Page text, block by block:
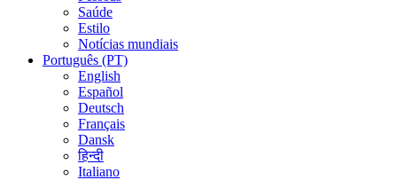
Saúde
Estilo
Notícias mundiais
Português (PT)
English
Español
Deutsch
Français
Dansk
हिन्दी
Italiano